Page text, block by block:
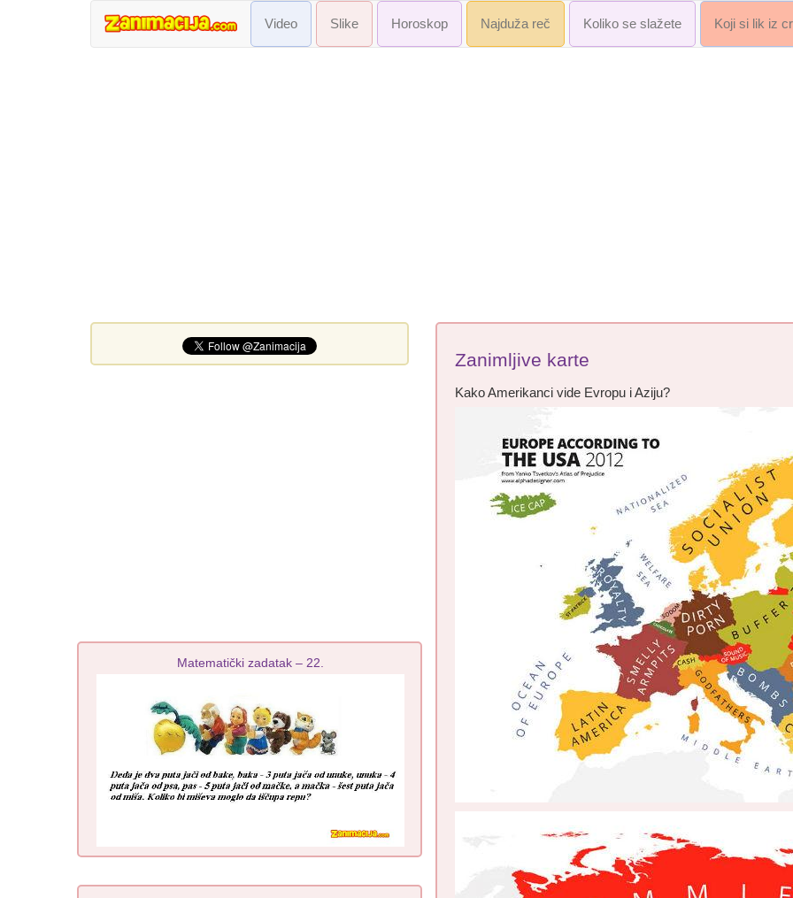
Video Slike Horoskop Najduža reč Koliko se slažete Koji si lik iz
Zanimljive karte
Kako Amerikanci vide Evropu i Aziju?
Matematički zadatak – 22.